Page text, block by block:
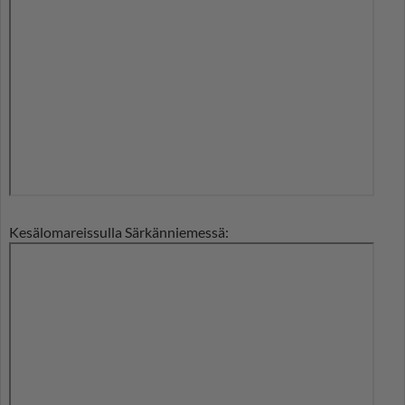
Kesälomareissulla Särkänniemessä: